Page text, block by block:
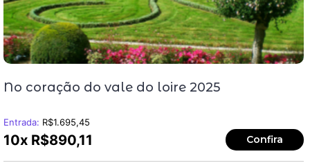
No coração do vale do loire 2025
Entrada: R$1.695,45
10x R$890,11 Confira